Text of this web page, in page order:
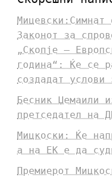
Законот за
„Скопје –
година“: Ќе се
создадат услови
Бесник Џемаили
претседател на
Мицкоски: Ќе
а на ЕК е да
Премиерот